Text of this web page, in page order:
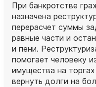
При банкротстве
назначена
перерасчет суммы
равные части и
и пени.
помогает человеку
имущества на
вернуть долги на